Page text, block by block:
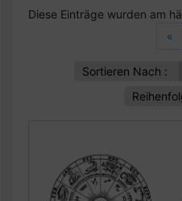
Diese Einträge wurden am
«
Sortieren Nach :